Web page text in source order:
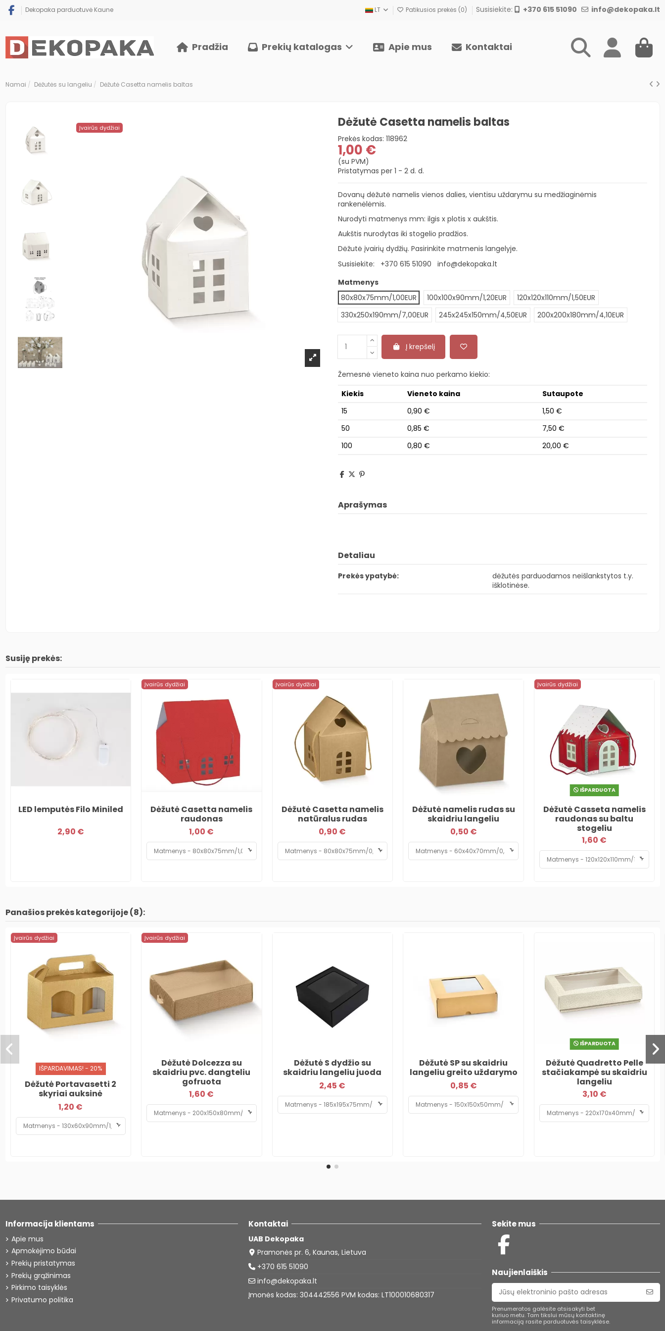
Dekopaka parduotuvė Kaune LT Patikusios prekės (0) Susisiekite: +370 615 51090 info@dekopaka.lt
Pradžia Prekių katalogas Apie mus Kontaktai
Namai Dėžutės su langeliu Dėžutė Casetta namelis baltas
Įvairūs dydžiai Dėžutė Casetta namelis baltas
Prekės kodas: 118962
1,00 €
(su PVM)
Pristatymas per 1 - 2 d. d.
Dovanų dėžutė namelis vienos dalies, vientisu uždarymu su medžiaginėmis
rankenėlėmis.
Nurodyti matmenys mm: ilgis x plotis x aukštis.
Aukštis nurodytas iki stogelio pradžios.
Dėžutė įvairių dydžių. Pasirinkite matmenis langelyje.
Susisiekite:
+370 615 51090
info@dekopaka.lt
Matmenys
80x80x75mm/1,00EUR
100x100x90mm/1,20EUR
120x120x110mm/1,50EUR
330x250x190mm/7,00EUR
245x245x150mm/4,50EUR 200x200x180mm/4,10EUR
Į krepšelį
Žemesnė vieneto kaina nuo perkamo kiekio:
Kiekis
Vieneto kaina
Sutaupote
15
0,90 €
1,50 €
50
0,85 €
7,50 €
100
0,80 € 20,00 €
Aprašymas
Detaliau
Prekės ypatybė:
dėžutės parduodamos neišlankstytos t.y.
išklotinėse.
Susiję prekės:
LED lemputės Filo Miniled
2,90 €
Įvairūs dydžiai
Dėžutė Casetta namelis
raudonas
1,00 €
Įvairūs dydžiai
Dėžutė Casetta namelis
natūralus rudas
0,90 €
Dėžutė namelis rudas su
skaidriu langeliu
0,50 €
Įvairūs dydžiai
IŠPARDUOTA
Dėžutė Casseta namelis
raudonas su baltu
stogeliu
1,60 €
Panašios prekės kategorijoje (8):
Įvairūs dydžiai
IŠPARDAVIMAS! - 20%
Dėžutė Portavasetti 2
skyriai auksinė
1,20 €
Įvairūs dydžiai
Dėžutė Dolcezza su
skaidriu pvc. dangteliu
gofruota
1,60 €
Dėžutė S dydžio su
skaidriu langeliu juoda
2,45 €
Dėžutė SP su skaidriu
langeliu greito uždarymo
0,85 €
IŠPARDUOTA
Dėžutė Quadretto Pelle
stačiakampė su skaidriu
langeliu
3,10 €
Informacija klientams
Apie mus
Apmokėjimo būdai
Prekių pristatymas
Prekių grąžinimas
Pirkimo taisyklės
Privatumo politika
Kontaktai
UAB Dekopaka
Pramonės pr. 6, Kaunas, Lietuva
+370 615 51090
info@dekopaka.lt
Įmonės kodas: 304442556 PVM kodas: LT100010680317
Sekite mus
Naujienlaiškis
Prenumeratos galėsite atsisakyti bet
kuriuo metu. Tam tikslui mūsų kontaktinę
informaciją rasite parduotuvės taisyklėse.